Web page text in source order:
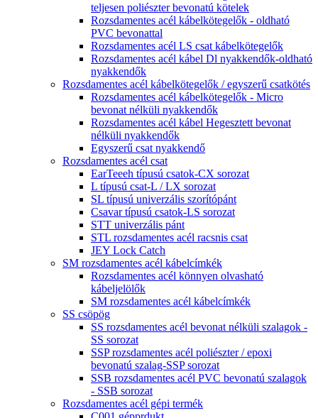
teljesen poliészter bevonatú kötelek
Rozsdamentes acél kábelkötegelők - oldható
PVC bevonattal
Rozsdamentes acél LS csat kábelkötegelők
Rozsdamentes acél kábel Dl nyakkendők-oldható
nyakkendők
Rozsdamentes acél kábelkötegelők / egyszerű csatkötés
Rozsdamentes acél kábelkötegelők - Micro
bevonat nélküli nyakkendők
Rozsdamentes acél kábel Hegesztett bevonat
nélküli nyakkendők
Egyszerű csat nyakkendő
Rozsdamentes acél csat
EarTeeeh típusú csatok-CX sorozat
L típusú csat-L / LX sorozat
SL típusú univerzális szorítópánt
Csavar típusú csatok-LS sorozat
STT univerzális pánt
STL rozsdamentes acél racsnis csat
JEY Lock Catch
SM rozsdamentes acél kábelcímkék
Rozsdamentes acél könnyen olvasható
kábeljelölők
SM rozsdamentes acél kábelcímkék
SS csöpög
SS rozsdamentes acél bevonat nélküli szalagok -
SS sorozat
SSP rozsdamentes acél poliészter / epoxi
bevonatú szalag-SSP sorozat
SSB rozsdamentes acél PVC bevonatú szalagok
- SSB sorozat
Rozsdamentes acél gépi termék